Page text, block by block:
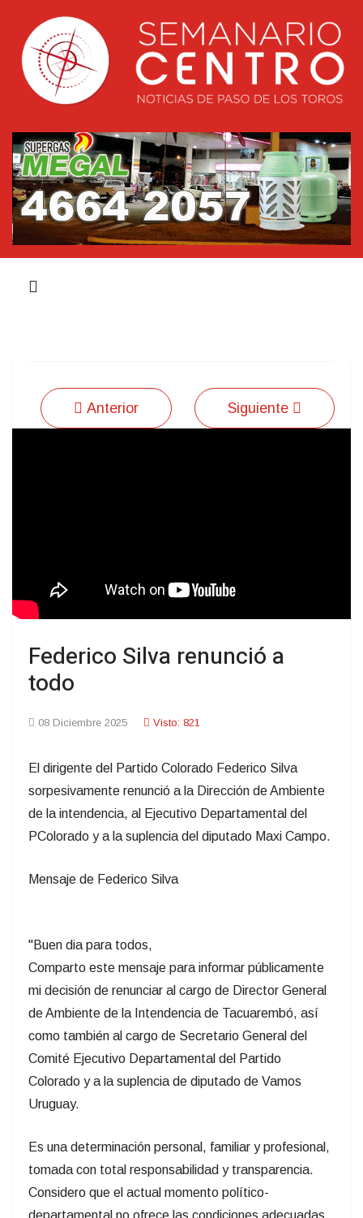
Anterior Siguiente
Federico Silva renunció a
todo
08 Diciembre 2025 Visto: 821
El dirigente del Partido Colorado Federico Silva
sorpesivamente renunció a la Dirección de Ambiente
de la intendencia, al Ejecutivo Departamental del
PColorado y a la suplencia del diputado Maxi Campo.
Mensaje de Federico Silva
"Buen dia para todos,
Comparto este mensaje para informar públicamente
mi decisión de renunciar al cargo de Director General
de Ambiente de la Intendencia de Tacuarembó, así
como también al cargo de Secretario General del
Comité Ejecutivo Departamental del Partido
Colorado y a la suplencia de diputado de Vamos
Uruguay.
Es una determinación personal, familiar y profesional,
tomada con total responsabilidad y transparencia.
Considero que el actual momento político-